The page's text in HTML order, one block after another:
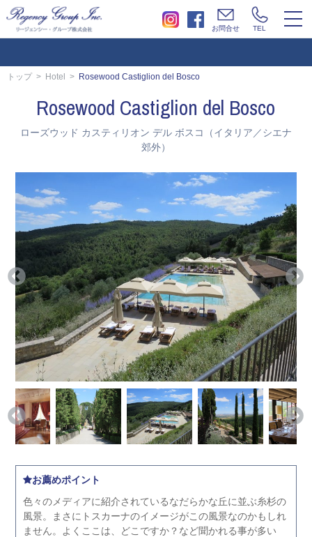
お問合せ TEL
トップ Hotel Rosewood Castiglion del Bosco
Rosewood Castiglion del Bosco
ローズウッド カスティリオン デル ボスコ（イタリア／シエナ
郊外）
お薦めポイント
色々のメディアに紹介されているなだらかな丘に並ぶ糸杉の
風景。まさにトスカーナのイメージがこの風景なのかもしれ
ません。よくここは、どこですか？など聞かれる事が多い